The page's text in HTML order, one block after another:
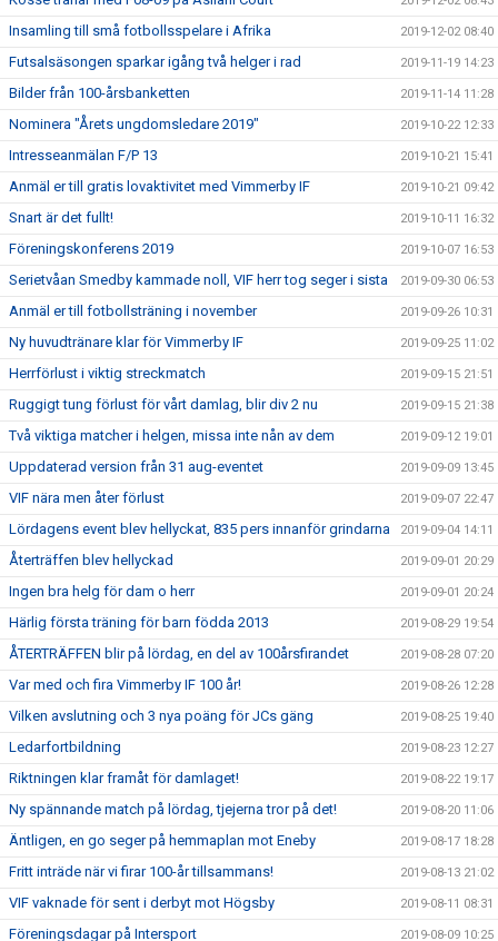
Insamling till små fotbollsspelare i Afrika 2019-12-02 08:40
Futsalsäsongen sparkar igång två helger i rad 2019-11-19 14:23
Bilder från 100-årsbanketten 2019-11-14 11:28
Nominera "Årets ungdomsledare 2019" 2019-10-22 12:33
Intresseanmälan F/P 13 2019-10-21 15:41
Anmäl er till gratis lovaktivitet med Vimmerby IF 2019-10-21 09:42
Snart är det fullt! 2019-10-11 16:32
Föreningskonferens 2019 2019-10-07 16:53
Serietvåan Smedby kammade noll, VIF herr tog seger i sista 2019-09-30 06:53
Anmäl er till fotbollsträning i november 2019-09-26 10:31
Ny huvudtränare klar för Vimmerby IF 2019-09-25 11:02
Herrförlust i viktig streckmatch 2019-09-15 21:51
Ruggigt tung förlust för vårt damlag, blir div 2 nu 2019-09-15 21:38
Två viktiga matcher i helgen, missa inte nån av dem 2019-09-12 19:01
Uppdaterad version från 31 aug-eventet 2019-09-09 13:45
VIF nära men åter förlust 2019-09-07 22:47
Lördagens event blev hellyckat, 835 pers innanför grindarna 2019-09-04 14:11
Återträffen blev hellyckad 2019-09-01 20:29
Ingen bra helg för dam o herr 2019-09-01 20:24
Härlig första träning för barn födda 2013 2019-08-29 19:54
ÅTERTRÄFFEN blir på lördag, en del av 100årsfirandet 2019-08-28 07:20
Var med och fira Vimmerby IF 100 år! 2019-08-26 12:28
Vilken avslutning och 3 nya poäng för JCs gäng 2019-08-25 19:40
Ledarfortbildning 2019-08-23 12:27
Riktningen klar framåt för damlaget! 2019-08-22 19:17
Ny spännande match på lördag, tjejerna tror på det! 2019-08-20 11:06
Äntligen, en go seger på hemmaplan mot Eneby 2019-08-17 18:28
Fritt inträde när vi firar 100-år tillsammans! 2019-08-13 21:02
VIF vaknade för sent i derbyt mot Högsby 2019-08-11 08:31
Föreningsdagar på Intersport 2019-08-09 10:25